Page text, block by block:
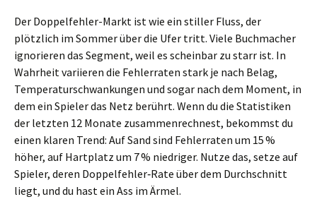
Der Doppelfehler-Markt ist wie ein stiller Fluss, der
plötzlich im Sommer über die Ufer tritt. Viele Buchmacher
ignorieren das Segment, weil es scheinbar zu starr ist. In
Wahrheit variieren die Fehlerraten stark je nach Belag,
Temperaturschwankungen und sogar nach dem Moment, in
dem ein Spieler das Netz berührt. Wenn du die Statistiken
der letzten 12 Monate zusammenrechnest, bekommst du
einen klaren Trend: Auf Sand sind Fehlerraten um 15 %
höher, auf Hartplatz um 7 % niedriger. Nutze das, setze auf
Spieler, deren Doppelfehler‑Rate über dem Durchschnitt
liegt, und du hast ein Ass im Ärmel.